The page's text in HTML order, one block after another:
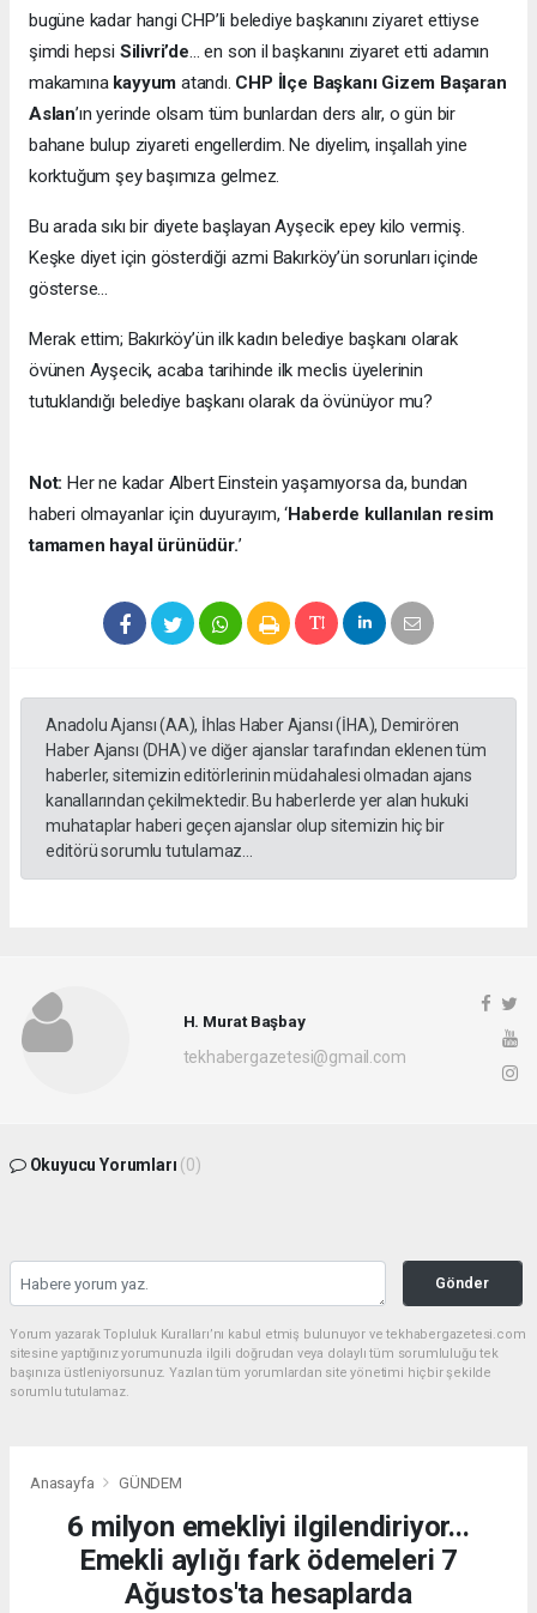
bugüne kadar hangi CHP’li belediye başkanını ziyaret ettiyse
şimdi hepsi Silivri’de… en son il başkanını ziyaret etti adamın
makamına kayyum atandı. CHP İlçe Başkanı Gizem Başaran
Aslan’ın yerinde olsam tüm bunlardan ders alır, o gün bir
bahane bulup ziyareti engellerdim. Ne diyelim, inşallah yine
korktuğum şey başımıza gelmez.
Bu arada sıkı bir diyete başlayan Ayşecik epey kilo vermiş.
Keşke diyet için gösterdiği azmi Bakırköy’ün sorunları içinde
gösterse…
Merak ettim; Bakırköy’ün ilk kadın belediye başkanı olarak
övünen Ayşecik, acaba tarihinde ilk meclis üyelerinin
tutuklandığı belediye başkanı olarak da övünüyor mu?
Not:Her ne kadar Albert Einstein yaşamıyorsa da, bundan
haberi olmayanlar için duyurayım, ‘Haberde kullanılan resim
tamamen hayal ürünüdür.’
Anadolu Ajansı (AA), İhlas Haber Ajansı (İHA), Demirören
Haber Ajansı (DHA) ve diğer ajanslar tarafından eklenen tüm
haberler, sitemizin editörlerinin müdahalesi olmadan ajans
kanallarından çekilmektedir. Bu haberlerde yer alan hukuki
muhataplar haberi geçen ajanslar olup sitemizin hiç bir
editörü sorumlu tutulamaz...
H. Murat Başbay
tekhabergazetesi@gmail.com
Okuyucu Yorumları (0)
Gönder
Yorum yazarak Topluluk Kuralları’nı kabul etmiş bulunuyor ve tekhabergazetesi.com
sitesine yaptığınız yorumunuzla ilgili doğrudan veya dolaylı tüm sorumluluğu tek
başınıza üstleniyorsunuz. Yazılan tüm yorumlardan site yönetimi hiçbir şekilde
sorumlu tutulamaz.
Anasayfa GÜNDEM
6 milyon emekliyi ilgilendiriyor...
Emekli aylığı fark ödemeleri 7
Ağustos'ta hesaplarda